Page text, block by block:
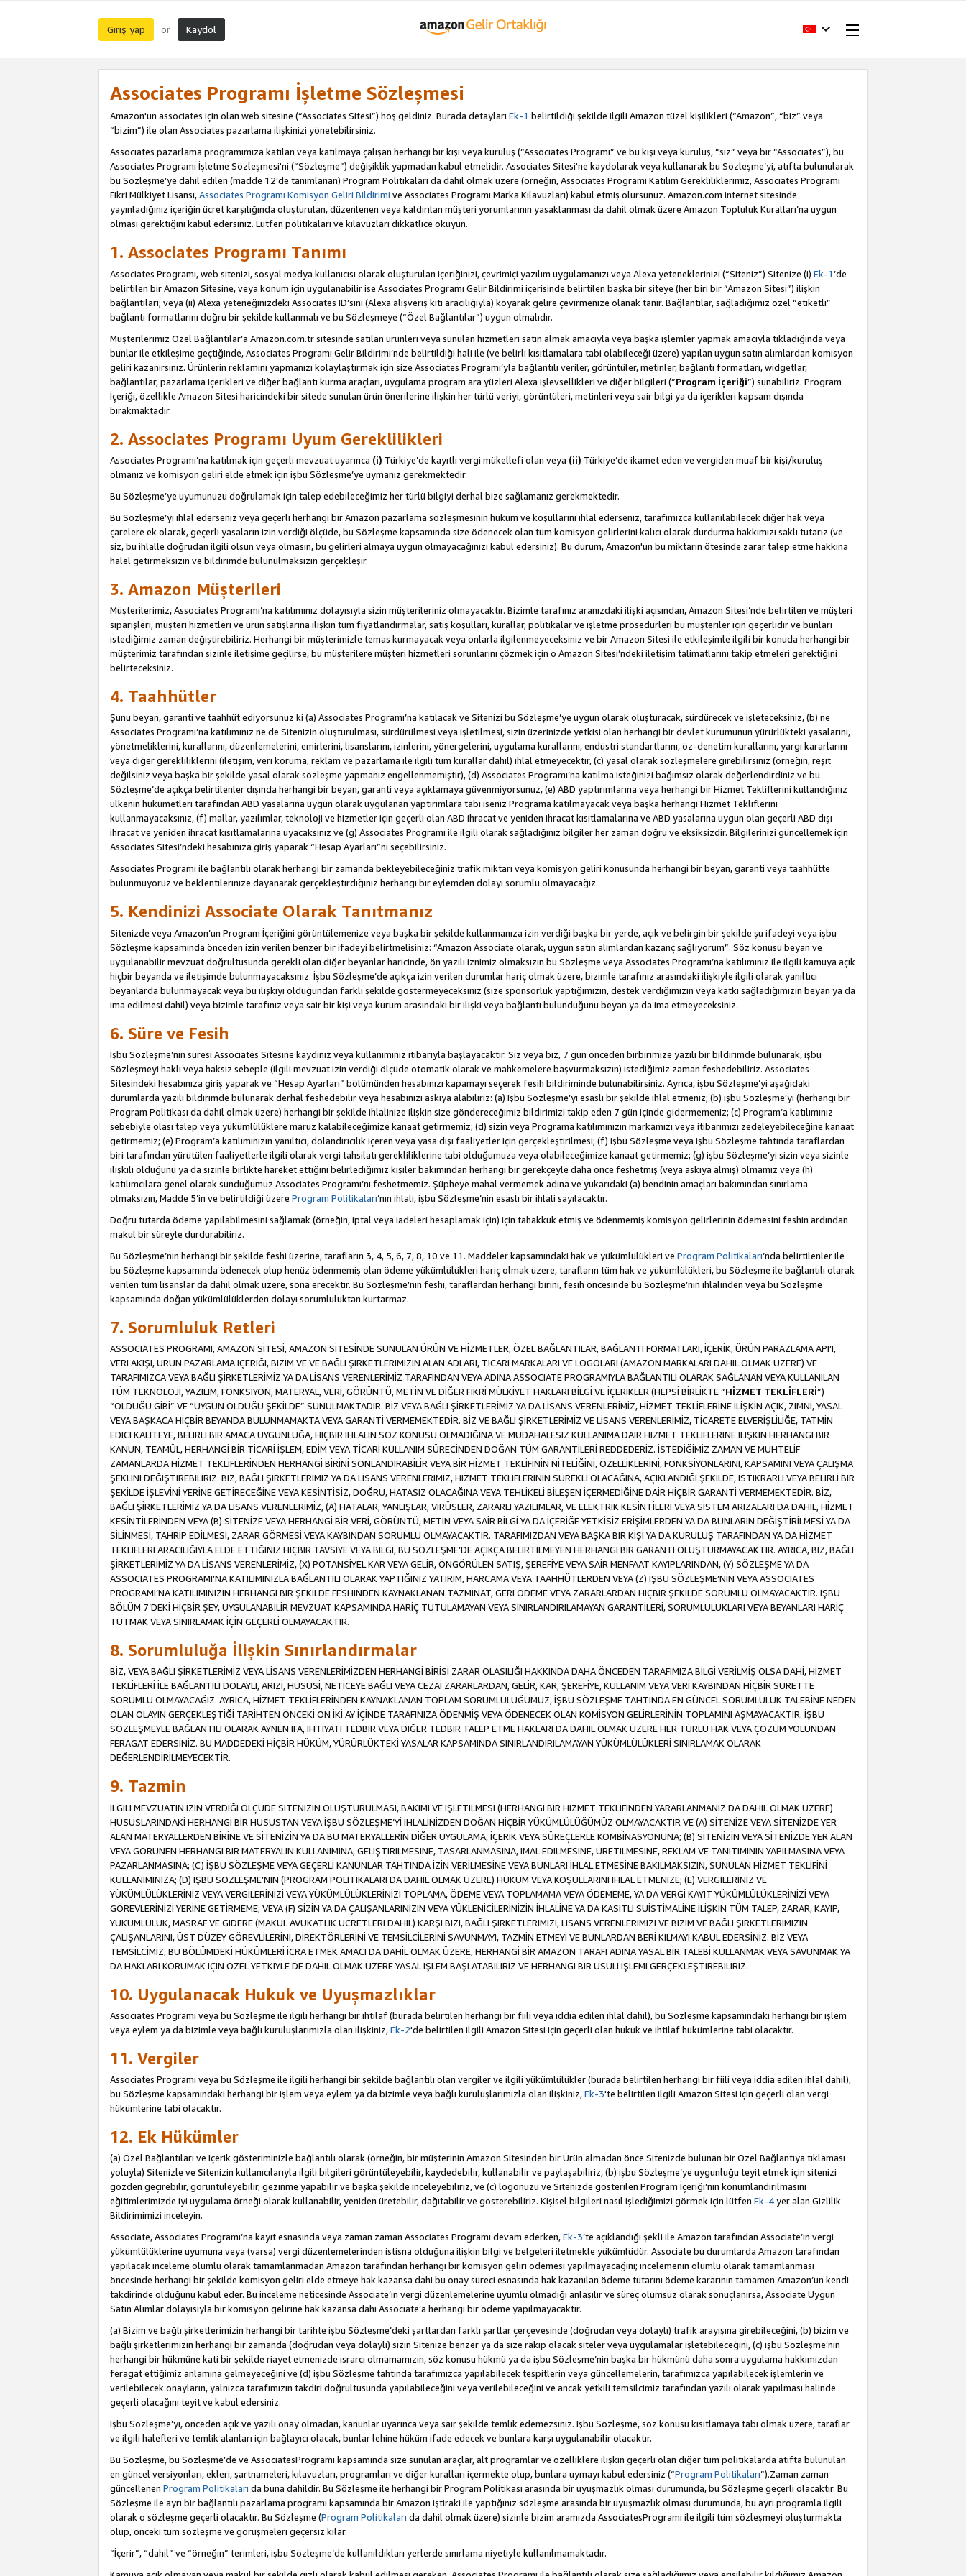
Giriş yap or Kaydol
Associates Programı İşletme Sözleşmesi
Amazon'un associates için olan web sitesine (“Associates Sitesi”) hoş geldiniz. Burada detayları Ek-1 belirtildiği şekilde ilgili Amazon tüzel kişilikleri (“Amazon”, “biz” veya
“bizim”) ile olan Associates pazarlama ilişkinizi yönetebilirsiniz.
Associates pazarlama programımıza katılan veya katılmaya çalışan herhangi bir kişi veya kuruluş (“Associates Programı” ve bu kişi veya kuruluş, “siz” veya bir “Associates”), bu
Associates Programı İşletme Sözleşmesi'ni (“Sözleşme”) değişiklik yapmadan kabul etmelidir. Associates Sitesi'ne kaydolarak veya kullanarak bu Sözleşme’yi, atıfta bulunularak
bu Sözleşme’ye dahil edilen (madde 12’de tanımlanan) Program Politikaları da dahil olmak üzere (örneğin, Associates Programı Katılım Gerekliliklerimiz, Associates Programı
Fikri Mülkiyet Lisansı,Associates Programı Komisyon Geliri Bildirimi ve Associates Programı Marka Kılavuzları) kabul etmiş olursunuz. Amazon.com internet sitesinde
yayınladığınız içeriğin ücret karşılığında oluşturulan, düzenlenen veya kaldırılan müşteri yorumlarının yasaklanması da dahil olmak üzere Amazon Topluluk Kuralları’na uygun
olması gerektiğini kabul edersiniz. Lütfen politikaları ve kılavuzları dikkatlice okuyun.
1. Associates Programı Tanımı
Associates Programı, web sitenizi, sosyal medya kullanıcısı olarak oluşturulan içeriğinizi, çevrimiçi yazılım uygulamanızı veya Alexa yeteneklerinizi (“Siteniz”) Sitenize (i) Ek-1’de
belirtilen bir Amazon Sitesine, veya konum için uygulanabilir ise Associates Programı Gelir Bildirimi içerisinde belirtilen başka bir siteye (her biri bir “Amazon Sitesi”) ilişkin
bağlantıları; veya (ii) Alexa yeteneğinizdeki Associates ID’sini (Alexa alışveriş kiti aracılığıyla) koyarak gelire çevirmenize olanak tanır. Bağlantılar, sağladığımız özel “etiketli”
bağlantı formatlarını doğru bir şekilde kullanmalı ve bu Sözleşmeye (“Özel Bağlantılar”) uygun olmalıdır.
Müşterilerimiz Özel Bağlantılar’a Amazon.com.tr sitesinde satılan ürünleri veya sunulan hizmetleri satın almak amacıyla veya başka işlemler yapmak amacıyla tıkladığında veya
bunlar ile etkileşime geçtiğinde, Associates Programı Gelir Bildirimi’nde belirtildiği hali ile (ve belirli kısıtlamalara tabi olabileceği üzere) yapılan uygun satın alımlardan komisyon
geliri kazanırsınız. Ürünlerin reklamını yapmanızı kolaylaştırmak için size Associates Programı’yla bağlantılı veriler, görüntüler, metinler, bağlantı formatları, widgetlar,
bağlantılar, pazarlama içerikleri ve diğer bağlantı kurma araçları, uygulama program ara yüzleri Alexa işlevsellikleri ve diğer bilgileri (”Program İçeriği”) sunabiliriz. Program
İçeriği, özellikle Amazon Sitesi haricindeki bir sitede sunulan ürün önerilerine ilişkin her türlü veriyi, görüntüleri, metinleri veya sair bilgi ya da içerikleri kapsam dışında
bırakmaktadır.
2. Associates Programı Uyum Gereklilikleri
Associates Programı’na katılmak için geçerli mevzuat uyarınca (i) Türkiye’de kayıtlı vergi mükellefi olan veya (ii) Türkiye’de ikamet eden ve vergiden muaf bir kişi/kuruluş
olmanız ve komisyon geliri elde etmek için işbu Sözleşme’ye uymanız gerekmektedir.
Bu Sözleşme’ye uyumunuzu doğrulamak için talep edebileceğimiz her türlü bilgiyi derhal bize sağlamanız gerekmektedir.
Bu Sözleşme’yi ihlal ederseniz veya geçerli herhangi bir Amazon pazarlama sözleşmesinin hüküm ve koşullarını ihlal ederseniz, tarafımızca kullanılabilecek diğer hak veya
çarelere ek olarak, geçerli yasaların izin verdiği ölçüde, bu Sözleşme kapsamında size ödenecek olan tüm komisyon gelirlerini kalıcı olarak durdurma hakkımızı saklı tutarız (ve
siz, bu ihlalle doğrudan ilgili olsun veya olmasın, bu gelirleri almaya uygun olmayacağınızı kabul edersiniz). Bu durum, Amazon'un bu miktarın ötesinde zarar talep etme hakkına
halel getirmeksizin ve bildirimde bulunulmaksızın gerçekleşir.
3. Amazon Müşterileri
Müşterilerimiz, Associates Programı’na katılımınız dolayısıyla sizin müşterileriniz olmayacaktır. Bizimle tarafınız aranızdaki ilişki açısından, Amazon Sitesi’nde belirtilen ve müşteri
siparişleri, müşteri hizmetleri ve ürün satışlarına ilişkin tüm fiyatlandırmalar, satış koşulları, kurallar, politikalar ve işletme prosedürleri bu müşteriler için geçerlidir ve bunları
istediğimiz zaman değiştirebiliriz. Herhangi bir müşterimizle temas kurmayacak veya onlarla ilgilenmeyeceksiniz ve bir Amazon Sitesi ile etkileşimle ilgili bir konuda herhangi bir
müşterimiz tarafından sizinle iletişime geçilirse, bu müşterilere müşteri hizmetleri sorunlarını çözmek için o Amazon Sitesi’ndeki iletişim talimatlarını takip etmeleri gerektiğini
belirteceksiniz.
4. Taahhütler
Şunu beyan, garanti ve taahhüt ediyorsunuz ki (a) Associates Programı’na katılacak ve Sitenizi bu Sözleşme’ye uygun olarak oluşturacak, sürdürecek ve işleteceksiniz, (b) ne
Associates Programı’na katılımınız ne de Sitenizin oluşturulması, sürdürülmesi veya işletilmesi, sizin üzerinizde yetkisi olan herhangi bir devlet kurumunun yürürlükteki yasalarını,
yönetmeliklerini, kurallarını, düzenlemelerini, emirlerini, lisanslarını, izinlerini, yönergelerini, uygulama kurallarını, endüstri standartlarını, öz-denetim kurallarını, yargı kararlarını
veya diğer gerekliliklerini (iletişim, veri koruma, reklam ve pazarlama ile ilgili tüm kurallar dahil) ihlal etmeyecektir, (c) yasal olarak sözleşmelere girebilirsiniz (örneğin, reşit
değilsiniz veya başka bir şekilde yasal olarak sözleşme yapmanız engellenmemiştir), (d) Associates Programı’na katılma isteğinizi bağımsız olarak değerlendirdiniz ve bu
Sözleşme’de açıkça belirtilenler dışında herhangi bir beyan, garanti veya açıklamaya güvenmiyorsunuz, (e) ABD yaptırımlarına veya herhangi bir Hizmet Tekliflerini kullandığınız
ülkenin hükümetleri tarafından ABD yasalarına uygun olarak uygulanan yaptırımlara tabi iseniz Programa katılmayacak veya başka herhangi Hizmet Tekliflerini
kullanmayacaksınız, (f) mallar, yazılımlar, teknoloji ve hizmetler için geçerli olan ABD ihracat ve yeniden ihracat kısıtlamalarına ve ABD yasalarına uygun olan geçerli ABD dışı
ihracat ve yeniden ihracat kısıtlamalarına uyacaksınız ve (g) Associates Programı ile ilgili olarak sağladığınız bilgiler her zaman doğru ve eksiksizdir. Bilgilerinizi güncellemek için
Associates Sitesi’ndeki hesabınıza giriş yaparak “Hesap Ayarları”nı seçebilirsiniz.
Associates Programı ile bağlantılı olarak herhangi bir zamanda bekleyebileceğiniz trafik miktarı veya komisyon geliri konusunda herhangi bir beyan, garanti veya taahhütte
bulunmuyoruz ve beklentilerinize dayanarak gerçekleştirdiğiniz herhangi bir eylemden dolayı sorumlu olmayacağız.
5. Kendinizi Associate Olarak Tanıtmanız
Sitenizde veya Amazon’un Program İçeriğini görüntülemenize veya başka bir şekilde kullanmanıza izin verdiği başka bir yerde, açık ve belirgin bir şekilde şu ifadeyi veya işbu
Sözleşme kapsamında önceden izin verilen benzer bir ifadeyi belirtmelisiniz: “Amazon Associate olarak, uygun satın alımlardan kazanç sağlıyorum”. Söz konusu beyan ve
uygulanabilir mevzuat doğrultusunda gerekli olan diğer beyanlar haricinde, ön yazılı iznimiz olmaksızın bu Sözleşme veya Associates Programı’na katılımınız ile ilgili kamuya açık
hiçbir beyanda ve iletişimde bulunmayacaksınız. İşbu Sözleşme’de açıkça izin verilen durumlar hariç olmak üzere, bizimle tarafınız arasındaki ilişkiyle ilgili olarak yanıltıcı
beyanlarda bulunmayacak veya bu ilişkiyi olduğundan farklı şekilde göstermeyeceksiniz (size sponsorluk yaptığımızın, destek verdiğimizin veya katkı sağladığımızın beyan ya da
ima edilmesi dahil) veya bizimle tarafınız veya sair bir kişi veya kurum arasındaki bir ilişki veya bağlantı bulunduğunu beyan ya da ima etmeyeceksiniz.
6. Süre ve Fesih
İşbu Sözleşme’nin süresi Associates Sitesine kaydınız veya kullanımınız itibarıyla başlayacaktır. Siz veya biz, 7 gün önceden birbirimize yazılı bir bildirimde bulunarak, işbu
Sözleşmeyi haklı veya haksız sebeple (ilgili mevzuat izin verdiği ölçüde otomatik olarak ve mahkemelere başvurmaksızın) istediğimiz zaman feshedebiliriz. Associates
Sitesindeki hesabınıza giriş yaparak ve “Hesap Ayarları” bölümünden hesabınızı kapamayı seçerek fesih bildiriminde bulunabilirsiniz. Ayrıca, işbu Sözleşme’yi aşağıdaki
durumlarda yazılı bildirimde bulunarak derhal feshedebilir veya hesabınızı askıya alabiliriz: (a) İşbu Sözleşme’yi esaslı bir şekilde ihlal etmeniz; (b) işbu Sözleşme’yi (herhangi bir
Program Politikası da dahil olmak üzere) herhangi bir şekilde ihlalinize ilişkin size göndereceğimiz bildirimizi takip eden 7 gün içinde gidermemeniz; (c) Program’a katılımınız
sebebiyle olası talep veya yükümlülüklere maruz kalabileceğimize kanaat getirmemiz; (d) sizin veya Programa katılımınızın markamızı veya itibarımızı zedeleyebileceğine kanaat
getirmemiz; (e) Program’a katılımınızın yanıltıcı, dolandırıcılık içeren veya yasa dışı faaliyetler için gerçekleştirilmesi; (f) işbu Sözleşme veya işbu Sözleşme tahtında taraflardan
biri tarafından yürütülen faaliyetlerle ilgili olarak vergi tahsilatı gerekliliklerine tabi olduğumuza veya olabileceğimize kanaat getirmemiz; (g) işbu Sözleşme’yi sizin veya sizinle
ilişkili olduğunu ya da sizinle birlikte hareket ettiğini belirlediğimiz kişiler bakımından herhangi bir gerekçeyle daha önce feshetmiş (veya askıya almış) olmamız veya (h)
katılımcılara genel olarak sunduğumuz Associates Programı’nı feshetmemiz. Şüpheye mahal vermemek adına ve yukarıdaki (a) bendinin amaçları bakımından sınırlama
olmaksızın, Madde 5’in ve belirtildiği üzere Program Politikaları’nın ihlali, işbu Sözleşme’nin esaslı bir ihlali sayılacaktır.
Doğru tutarda ödeme yapılabilmesini sağlamak (örneğin, iptal veya iadeleri hesaplamak için) için tahakkuk etmiş ve ödenmemiş komisyon gelirlerinin ödemesini feshin ardından
makul bir süreyle durdurabiliriz.
Bu Sözleşme’nin herhangi bir şekilde feshi üzerine, tarafların 3, 4, 5, 6, 7, 8, 10 ve 11. Maddeler kapsamındaki hak ve yükümlülükleri ve Program Politikaları’nda belirtilenler ile
bu Sözleşme kapsamında ödenecek olup henüz ödenmemiş olan ödeme yükümlülükleri hariç olmak üzere, tarafların tüm hak ve yükümlülükleri, bu Sözleşme ile bağlantılı olarak
verilen tüm lisanslar da dahil olmak üzere, sona erecektir. Bu Sözleşme’nin feshi, taraflardan herhangi birini, fesih öncesinde bu Sözleşme’nin ihlalinden veya bu Sözleşme
kapsamında doğan yükümlülüklerden dolayı sorumluluktan kurtarmaz.
7. Sorumluluk Retleri
ASSOCIATES PROGRAMI, AMAZON SİTESİ, AMAZON SİTESİNDE SUNULAN ÜRÜN VE HİZMETLER, ÖZEL BAĞLANTILAR, BAĞLANTI FORMATLARI, İÇERİK, ÜRÜN PARAZLAMA API’I,
VERİ AKIŞI, ÜRÜN PAZARLAMA İÇERİĞİ, BİZİM VE VE BAĞLI ŞİRKETLERİMİZİN ALAN ADLARI, TİCARİ MARKALARI VE LOGOLARI (AMAZON MARKALARI DAHİL OLMAK ÜZERE) VE
TARAFIMIZCA VEYA BAĞLI ŞİRKETLERİMİZ YA DA LİSANS VERENLERİMİZ TARAFINDAN VEYA ADINA ASSOCIATE PROGRAMIYLA BAĞLANTILI OLARAK SAĞLANAN VEYA KULLANILAN
TÜM TEKNOLOJİ, YAZILIM, FONKSİYON, MATERYAL, VERİ, GÖRÜNTÜ, METİN VE DİĞER FİKRİ MÜLKİYET HAKLARI BİLGİ VE İÇERİKLER (HEPSİ BİRLİKTE “HİZMET TEKLİFLERİ”)
“OLDUĞU GİBİ” VE “UYGUN OLDUĞU ŞEKİLDE” SUNULMAKTADIR. BİZ VEYA BAĞLI ŞİRKETLERİMİZ YA DA LİSANS VERENLERİMİZ, HİZMET TEKLİFLERİNE İLİŞKİN AÇIK, ZIMNİ, YASAL
VEYA BAŞKACA HİÇBİR BEYANDA BULUNMAMAKTA VEYA GARANTİ VERMEMEKTEDİR. BİZ VE BAĞLI ŞİRKETLERİMİZ VE LİSANS VERENLERİMİZ, TİCARETE ELVERİŞLİLİĞE, TATMİN
EDİCİ KALİTEYE, BELİRLİ BİR AMACA UYGUNLUĞA, HİÇBİR İHLALİN SÖZ KONUSU OLMADIĞINA VE MÜDAHALESİZ KULLANIMA DAİR HİZMET TEKLİFLERİNE İLİŞKİN HERHANGİ BİR
KANUN, TEAMÜL, HERHANGİ BİR TİCARİ İŞLEM, EDİM VEYA TİCARİ KULLANIM SÜRECİNDEN DOĞAN TÜM GARANTİLERİ REDDEDERİZ. İSTEDİĞİMİZ ZAMAN VE MUHTELİF
ZAMANLARDA HİZMET TEKLİFLERİNDEN HERHANGİ BİRİNİ SONLANDIRABİLİR VEYA BİR HİZMET TEKLİFİNİN NİTELİĞİNİ, ÖZELLİKLERİNİ, FONKSİYONLARINI, KAPSAMINI VEYA ÇALIŞMA
ŞEKLİNİ DEĞİŞTİREBİLİRİZ. BİZ, BAĞLI ŞİRKETLERİMİZ YA DA LİSANS VERENLERİMİZ, HİZMET TEKLİFLERİNİN SÜREKLİ OLACAĞINA, AÇIKLANDIĞI ŞEKİLDE, İSTİKRARLI VEYA BELİRLİ BİR
ŞEKİLDE İŞLEVİNİ YERİNE GETİRECEĞİNE VEYA KESİNTİSİZ, DOĞRU, HATASIZ OLACAĞINA VEYA TEHLİKELİ BİLEŞEN İÇERMEDİĞİNE DAİR HİÇBİR GARANTİ VERMEMEKTEDİR. BİZ,
BAĞLI ŞİRKETLERİMİZ YA DA LİSANS VERENLERİMİZ, (A) HATALAR, YANLIŞLAR, VİRÜSLER, ZARARLI YAZILIMLAR, VE ELEKTRİK KESİNTİLERİ VEYA SİSTEM ARIZALARI DA DAHİL, HİZMET
KESİNTİLERİNDEN VEYA (B) SİTENİZE VEYA HERHANGİ BİR VERİ, GÖRÜNTÜ, METİN VEYA SAİR BİLGİ YA DA İÇERİĞE YETKİSİZ ERİŞİMLERDEN YA DA BUNLARIN DEĞİŞTİRİLMESİ YA DA
SİLİNMESİ, TAHRİP EDİLMESİ, ZARAR GÖRMESİ VEYA KAYBINDAN SORUMLU OLMAYACAKTIR. TARAFIMIZDAN VEYA BAŞKA BIR KİŞİ YA DA KURULUŞ TARAFINDAN YA DA HİZMET
TEKLİFLERİ ARACILIĞIYLA ELDE ETTİĞİNİZ HİÇBİR TAVSİYE VEYA BİLGİ, BU SÖZLEŞME’DE AÇIKÇA BELİRTİLMEYEN HERHANGİ BİR GARANTİ OLUŞTURMAYACAKTIR. AYRICA, BİZ, BAĞLI
ŞİRKETLERİMİZ YA DA LİSANS VERENLERİMİZ, (X) POTANSİYEL KAR VEYA GELİR, ÖNGÖRÜLEN SATIŞ, ŞEREFİYE VEYA SAİR MENFAAT KAYIPLARINDAN, (Y) SÖZLEŞME YA DA
ASSOCIATES PROGRAMI’NA KATILIMINIZLA BAĞLANTILI OLARAK YAPTIĞINIZ YATIRIM, HARCAMA VEYA TAAHHÜTLERDEN VEYA (Z) İŞBU SÖZLEŞME’NİN VEYA ASSOCIATES
PROGRAMI’NA KATILIMINIZIN HERHANGİ BİR ŞEKİLDE FESHİNDEN KAYNAKLANAN TAZMİNAT, GERİ ÖDEME VEYA ZARARLARDAN HİÇBİR ŞEKİLDE SORUMLU OLMAYACAKTIR. İŞBU
BÖLÜM 7’DEKİ HİÇBİR ŞEY, UYGULANABİLİR MEVZUAT KAPSAMINDA HARİÇ TUTULAMAYAN VEYA SINIRLANDIRILAMAYAN GARANTİLERİ, SORUMLULUKLARI VEYA BEYANLARI HARİÇ
TUTMAK VEYA SINIRLAMAK İÇİN GEÇERLİ OLMAYACAKTIR.
8. Sorumluluğa İlişkin Sınırlandırmalar
BİZ, VEYA BAĞLI ŞİRKETLERİMİZ VEYA LİSANS VERENLERİMİZDEN HERHANGİ BİRİSİ ZARAR OLASILIĞI HAKKINDA DAHA ÖNCEDEN TARAFIMIZA BİLGİ VERİLMİŞ OLSA DAHİ, HİZMET
TEKLİFLERİ İLE BAĞLANTILI DOLAYLI, ARIZİ, HUSUSİ, NETİCEYE BAĞLI VEYA CEZAİ ZARARLARDAN, GELİR, KAR, ŞEREFİYE, KULLANIM VEYA VERİ KAYBINDAN HİÇBİR SURETTE
SORUMLU OLMAYACAĞIZ. AYRICA, HİZMET TEKLİFLERİNDEN KAYNAKLANAN TOPLAM SORUMLULUĞUMUZ, İŞBU SÖZLEŞME TAHTINDA EN GÜNCEL SORUMLULUK TALEBİNE NEDEN
OLAN OLAYIN GERÇEKLEŞTİĞİ TARİHTEN ÖNCEKİ ON İKİ AY İÇİNDE TARAFINIZA ÖDENMİŞ VEYA ÖDENECEK OLAN KOMİSYON GELİRLERİNİN TOPLAMINI AŞMAYACAKTIR. İŞBU
SÖZLEŞMEYLE BAĞLANTILI OLARAK AYNEN İFA, İHTİYATİ TEDBİR VEYA DİĞER TEDBİR TALEP ETME HAKLARI DA DAHİL OLMAK ÜZERE HER TÜRLÜ HAK VEYA ÇÖZÜM YOLUNDAN
FERAGAT EDERSİNİZ. BU MADDEDEKİ HİÇBİR HÜKÜM, YÜRÜRLÜKTEKİ YASALAR KAPSAMINDA SINIRLANDIRILAMAYAN YÜKÜMLÜLÜKLERİ SINIRLAMAK OLARAK
DEĞERLENDİRİLMEYECEKTİR.
9. Tazmin
İLGİLİ MEVZUATIN İZİN VERDİĞİ ÖLÇÜDE SİTENİZİN OLUŞTURULMASI, BAKIMI VE İŞLETİLMESİ (HERHANGİ BİR HİZMET TEKLİFİNDEN YARARLANMANIZ DA DAHİL OLMAK ÜZERE)
HUSUSLARINDAKİ HERHANGİ BİR HUSUSTAN VEYA İŞBU SÖZLEŞME’Yİ İHLALİNİZDEN DOĞAN HİÇBİR YÜKÜMLÜLÜĞÜMÜZ OLMAYACAKTIR VE (A) SİTENİZE VEYA SİTENİZDE YER
ALAN MATERYALLERDEN BİRİNE VE SİTENİZİN YA DA BU MATERYALLERİN DİĞER UYGULAMA, İÇERİK VEYA SÜREÇLERLE KOMBİNASYONUNA; (B) SİTENİZİN VEYA SİTENİZDE YER ALAN
VEYA GÖRÜNEN HERHANGİ BİR MATERYALİN KULLANIMINA, GELİŞTİRİLMESİNE, TASARLANMASINA, İMAL EDİLMESİNE, ÜRETİLMESİNE, REKLAM VE TANITIMININ YAPILMASINA VEYA
PAZARLANMASINA; (C) İŞBU SÖZLEŞME VEYA GEÇERLİ KANUNLAR TAHTINDA İZİN VERİLMESİNE VEYA BUNLARI İHLAL ETMESİNE BAKILMAKSIZIN, SUNULAN HİZMET TEKLİFİNİ
KULLANIMINIZA; (D) İŞBU SÖZLEŞME’NİN (PROGRAM POLİTİKALARI DA DAHİL OLMAK ÜZERE) HÜKÜM VEYA KOŞULLARINI İHLAL ETMENİZE; (E) VERGİLERİNİZ VE
YÜKÜMLÜLÜKLERİNİZ VEYA VERGİLERİNİZİ VEYA YÜKÜMLÜLÜKLERİNİZİ TOPLAMA, ÖDEME VEYA TOPLAMAMA VEYA ÖDEMEME, YA DA VERGİ KAYIT YÜKÜMLÜLÜKLERİNİZİ VEYA
GÖREVLERİNİZİ YERİNE GETİRMEME; VEYA (F) SİZİN YA DA ÇALIŞANLARINIZIN VEYA YÜKLENİCİLERİNİZİN İHLALİNE YA DA KASITLI SUİSTİMALİNE İLİŞKİN TÜM TALEP, ZARAR, KAYIP,
YÜKÜMLÜLÜK, MASRAF VE GİDERE (MAKUL AVUKATLIK ÜCRETLERİ DAHİL) KARŞI BİZİ, BAĞLI ŞİRKETLERİMİZİ, LİSANS VERENLERİMİZİ VE BİZİM VE BAĞLI ŞİRKETLERİMİZİN
ÇALIŞANLARINI, ÜST DÜZEY GÖREVLİLERİNİ, DİREKTÖRLERİNİ VE TEMSİLCİLERİNİ SAVUNMAYI, TAZMİN ETMEYİ VE BUNLARDAN BERİ KILMAYI KABUL EDERSİNİZ. BİZ VEYA
TEMSİLCİMİZ, BU BÖLÜMDEKİ HÜKÜMLERİ İCRA ETMEK AMACI DA DAHİL OLMAK ÜZERE, HERHANGİ BİR AMAZON TARAFI ADINA YASAL BİR TALEBİ KULLANMAK VEYA SAVUNMAK YA
DA HAKLARI KORUMAK İÇİN ÖZEL YETKİYLE DE DAHİL OLMAK ÜZERE YASAL İŞLEM BAŞLATABİLİRİZ VE HERHANGİ BİR USULİ İŞLEMİ GERÇEKLEŞTİREBİLİRİZ.
10. Uygulanacak Hukuk ve Uyuşmazlıklar
Associates Programı veya bu Sözleşme ile ilgili herhangi bir ihtilaf (burada belirtilen herhangi bir fiili veya iddia edilen ihlal dahil), bu Sözleşme kapsamındaki herhangi bir işlem
veya eylem ya da bizimle veya bağlı kuruluşlarımızla olan ilişkiniz,Ek-2'de belirtilen ilgili Amazon Sitesi için geçerli olan hukuk ve ihtilaf hükümlerine tabi olacaktır.
11. Vergiler
Associates Programı veya bu Sözleşme ile ilgili herhangi bir şekilde bağlantılı olan vergiler ve ilgili yükümlülükler (burada belirtilen herhangi bir fiili veya iddia edilen ihlal dahil),
bu Sözleşme kapsamındaki herhangi bir işlem veya eylem ya da bizimle veya bağlı kuruluşlarımızla olan ilişkiniz,Ek-3'te belirtilen ilgili Amazon Sitesi için geçerli olan vergi
hükümlerine tabi olacaktır.
12. Ek Hükümler
(a) Özel Bağlantıları ve İçerik gösteriminizle bağlantılı olarak (örneğin, bir müşterinin Amazon Sitesinden bir Ürün almadan önce Sitenizde bulunan bir Özel Bağlantıya tıklaması
yoluyla) Sitenizle ve Sitenizin kullanıcılarıyla ilgili bilgileri görüntüleyebilir, kaydedebilir, kullanabilir ve paylaşabiliriz, (b) işbu Sözleşme’ye uygunluğu teyit etmek için sitenizi
gözden geçirebilir, görüntüleyebilir, gezinme yapabilir ve başka şekilde inceleyebiliriz, ve (c) logonuzu ve Sitenizde gösterilen Program İçeriği’nin konumlandırılmasını
eğitimlerimizde iyi uygulama örneği olarak kullanabilir, yeniden üretebilir, dağıtabilir ve gösterebiliriz. Kişisel bilgileri nasıl işlediğimizi görmek için lütfen Ek-4yer alan Gizlilik
Bildirimimizi inceleyin.
Associate, Associates Programı’na kayıt esnasında veya zaman zaman Associates Programı devam ederken,Ek-3’te açıklandığı şekli ile Amazon tarafından Associate’ın vergi
yükümlülüklerine uyumuna veya (varsa) vergi düzenlemelerinden istisna olduğuna ilişkin bilgi ve belgeleri iletmekle yükümlüdür. Associate bu durumlarda Amazon tarafından
yapılacak inceleme olumlu olarak tamamlanmadan Amazon tarafından herhangi bir komisyon geliri ödemesi yapılmayacağını; incelemenin olumlu olarak tamamlanması
öncesinde herhangi bir şekilde komisyon geliri elde etmeye hak kazansa dahi bu onay süreci esnasında hak kazanılan ödeme tutarını ödeme kararının tamamen Amazon’un kendi
takdirinde olduğunu kabul eder. Bu inceleme neticesinde Associate’ın vergi düzenlemelerine uyumlu olmadığı anlaşılır ve süreç olumsuz olarak sonuçlanırsa, Associate Uygun
Satın Alımlar dolayısıyla bir komisyon gelirine hak kazansa dahi Associate’a herhangi bir ödeme yapılmayacaktır.
(a) Bizim ve bağlı şirketlerimizin herhangi bir tarihte işbu Sözleşme’deki şartlardan farklı şartlar çerçevesinde (doğrudan veya dolaylı) trafik arayışına girebileceğini, (b) bizim ve
bağlı şirketlerimizin herhangi bir zamanda (doğrudan veya dolaylı) sizin Sitenize benzer ya da size rakip olacak siteler veya uygulamalar işletebileceğini, (c) işbu Sözleşme’nin
herhangi bir hükmüne kati bir şekilde riayet etmenizde ısrarcı olmamamızın, söz konusu hükmü ya da işbu Sözleşme’nin başka bir hükmünü daha sonra uygulama hakkımızdan
feragat ettiğimiz anlamına gelmeyeceğini ve (d) işbu Sözleşme tahtında tarafımızca yapılabilecek tespitlerin veya güncellemelerin, tarafımızca yapılabilecek işlemlerin ve
verilebilecek onayların, yalnızca tarafımızın takdiri doğrultusunda yapılabileceğini veya verilebileceğini ve ancak yetkili temsilcimiz tarafından yazılı olarak yapılması halinde
geçerli olacağını teyit ve kabul edersiniz.
İşbu Sözleşme’yi, önceden açık ve yazılı onay olmadan, kanunlar uyarınca veya sair şekilde temlik edemezsiniz. İşbu Sözleşme, söz konusu kısıtlamaya tabi olmak üzere, taraflar
ve ilgili halefleri ve temlik alanları için bağlayıcı olacak, bunlar lehine hüküm ifade edecek ve bunlara karşı uygulanabilir olacaktır.
Bu Sözleşme, bu Sözleşme’de ve AssociatesProgramı kapsamında size sunulan araçlar, alt programlar ve özelliklere ilişkin geçerli olan diğer tüm politikalarda atıfta bulunulan
en güncel versiyonları, ekleri, şartnameleri, kılavuzları, programları ve diğer kuralları içermekte olup, bunlara uymayı kabul edersiniz (“Program Politikaları”).Zaman zaman
güncellenen Program Politikaları da buna dahildir. Bu Sözleşme ile herhangi bir Program Politikası arasında bir uyuşmazlık olması durumunda, bu Sözleşme geçerli olacaktır. Bu
Sözleşme ile ayrı bir bağlantılı pazarlama programı kapsamında bir Amazon iştiraki ile yaptığınız sözleşme arasında bir uyuşmazlık olması durumunda, bu ayrı programla ilgili
olarak o sözleşme geçerli olacaktır. Bu Sözleşme (Program Politikaları da dahil olmak üzere) sizinle bizim aramızda AssociatesProgramı ile ilgili tüm sözleşmeyi oluşturmakta
olup, önceki tüm sözleşme ve görüşmeleri geçersiz kılar.
“İçerir”, “dahil” ve “örneğin” terimleri, işbu Sözleşme’de kullanıldıkları yerlerde sınırlama niyetiyle kullanılmamaktadır.